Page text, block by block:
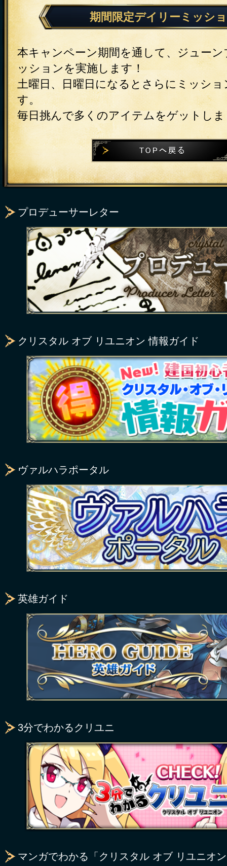
期間限定デイリーミッシ
本キャンペーン期間を通して、ジュー
ッションを実施します！
土曜日、日曜日になるとさらにミッシ
す。
毎日挑んで多くのアイテムをゲットし
プロデューサーレター
クリスタル オブ リユニオン 情報ガイド
ヴァルハラポータル
英雄ガイド
3分でわかるクリユニ
マンガでわかる「クリスタル オブ リユニオ